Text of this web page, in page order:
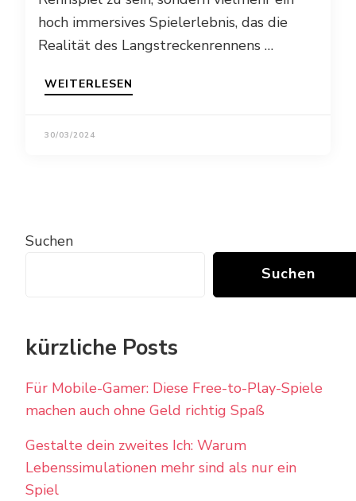
hoch immersives Spielerlebnis, das die
Realität des Langstreckenrennens …
WEITERLESEN
30/03/2024
Suchen
Suchen
kürzliche Posts
Für Mobile-Gamer: Diese Free-to-Play-Spiele
machen auch ohne Geld richtig Spaß
Gestalte dein zweites Ich: Warum
Lebenssimulationen mehr sind als nur ein
Spiel